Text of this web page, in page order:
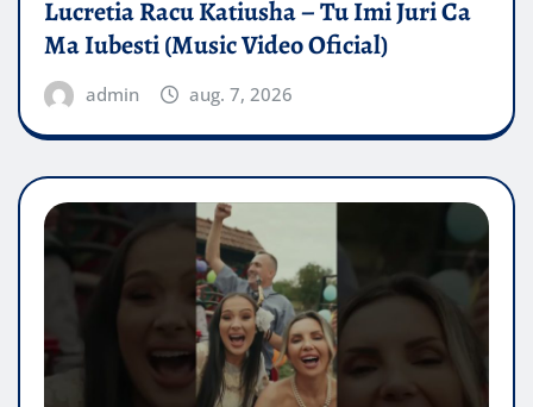
Lucretia Racu Katiusha – Tu Imi Juri Ca
Ma Iubesti (Music Video Oficial)
admin aug. 7, 2026